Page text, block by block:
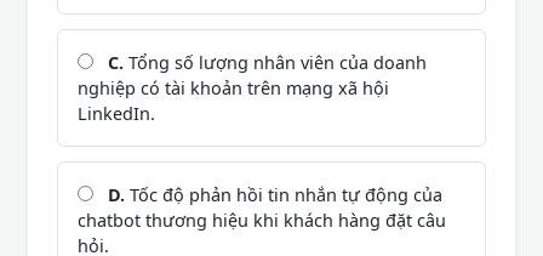
C. Tổng số lượng nhân viên của doanh
nghiệp có tài khoản trên mạng xã hội
LinkedIn.
D. Tốc độ phản hồi tin nhắn tự động của
chatbot thương hiệu khi khách hàng đặt câu
hỏi.